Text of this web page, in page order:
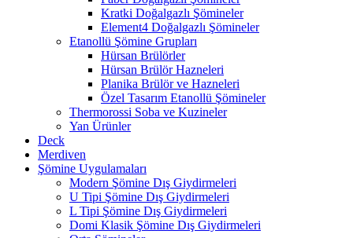
Kratki Doğalgazlı Şömineler
Element4 Doğalgazlı Şömineler
Etanollü Şömine Grupları
Hürsan Brülörler
Hürsan Brülör Hazneleri
Planika Brülör ve Hazneleri
Özel Tasarım Etanollü Şömineler
Thermorossi Soba ve Kuzineler
Yan Ürünler
Deck
Merdiven
Şömine Uygulamaları
Modern Şömine Dış Giydirmeleri
U Tipi Şömine Dış Giydirmeleri
L Tipi Şömine Dış Giydirmeleri
Domi Klasik Şömine Dış Giydirmeleri